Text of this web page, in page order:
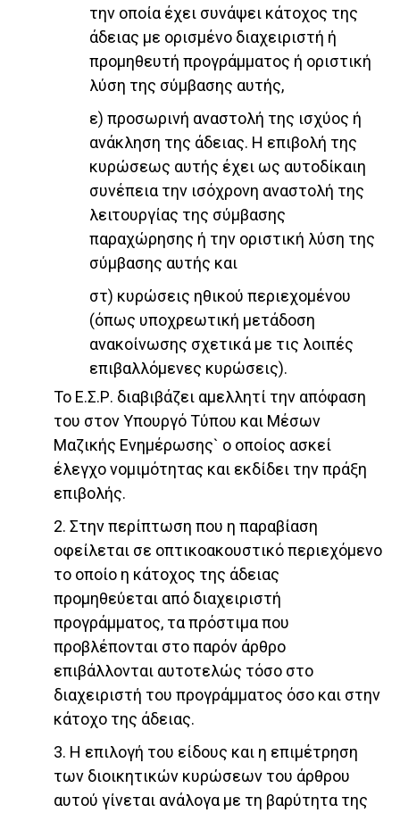
την οποία έχει συνάψει κάτοχος της
άδειας με ορισμένο διαχειριστή ή
προμηθευτή προγράμματος ή οριστική
λύση της σύμβασης αυτής,
ε) προσωρινή αναστολή της ισχύος ή
ανάκληση της άδειας. Η επιβολή της
κυρώσεως αυτής έχει ως αυτοδίκαιη
συνέπεια την ισόχρονη αναστολή της
λειτουργίας της σύμβασης
παραχώρησης ή την οριστική λύση της
σύμβασης αυτής και
στ) κυρώσεις ηθικού περιεχομένου
(όπως υποχρεωτική μετάδοση
ανακοίνωσης σχετικά με τις λοιπές
επιβαλλόμενες κυρώσεις).
Το Ε.Σ.Ρ. διαβιβάζει αμελλητί την απόφαση
του στον Υπουργό Τύπου και Μέσων
Μαζικής Ενημέρωσης` o οποίος ασκεί
έλεγχο νομιμότητας και εκδίδει την πράξη
επιβολής.
2. Στην περίπτωση που η παραβίαση
οφείλεται σε οπτικοακουστικό περιεχόμενο
το οποίο η κάτοχος της άδειας
προμηθεύεται από διαχειριστή
προγράμματος, τα πρόστιμα που
προβλέπονται στο παρόν άρθρο
επιβάλλονται αυτοτελώς τόσο στο
διαχειριστή του προγράμματος όσο και στην
κάτοχο της άδειας.
3. Η επιλογή του είδους και η επιμέτρηση
των διοικητικών κυρώσεων του άρθρου
αυτού γίνεται ανάλογα με τη βαρύτητα της